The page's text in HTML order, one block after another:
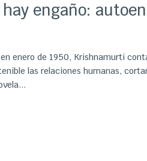
engaño:
enero de 1950, Krishnamurti
las relaciones humanas,